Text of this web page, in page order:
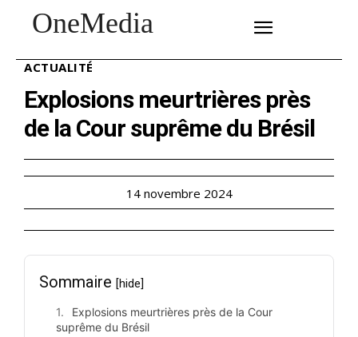
OneMedia
ACTUALITÉ
Explosions meurtrières près
de la Cour suprême du Brésil
14 novembre 2024
Sommaire [hide]
Explosions meurtrières près de la Cour
suprême du Brésil